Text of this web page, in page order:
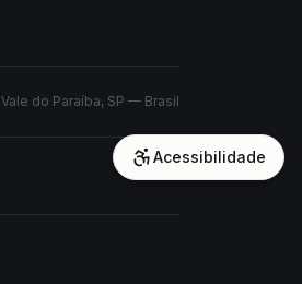
Vale do Paraíba, SP — Brasil
Acessibilidade